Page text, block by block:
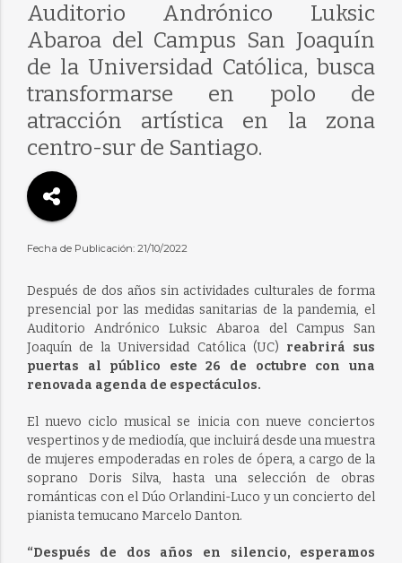
Auditorio Andrónico Luksic
Abaroa del Campus San Joaquín
de la Universidad Católica, busca
transformarse en polo de
atracción artística en la zona
centro-sur de Santiago.
Fecha de Publicación: 21/10/2022
Después de dos años sin actividades culturales de forma
presencial por las medidas sanitarias de la pandemia, el
Auditorio Andrónico Luksic Abaroa del Campus San
Joaquín de la Universidad Católica (UC) reabrirá sus
puertas al público este 26 de octubre con una
renovada agenda de espectáculos.
El nuevo ciclo musical se inicia con nueve conciertos
vespertinos y de mediodía, que incluirá desde una muestra
de mujeres empoderadas en roles de ópera, a cargo de la
soprano Doris Silva, hasta una selección de obras
románticas con el Dúo Orlandini-Luco y un concierto del
pianista temucano Marcelo Danton.
“Después de dos años en silencio, esperamos